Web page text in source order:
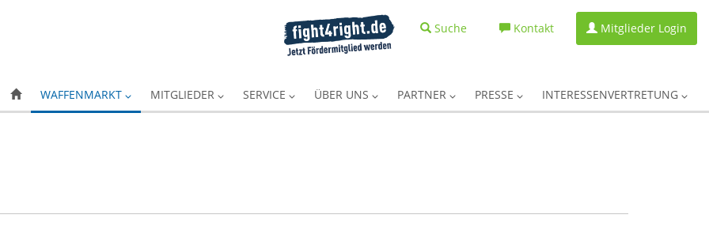
Suche Kontakt Mitglieder Login
WAFFENMARKT MITGLIEDER SERVICE ÜBER UNS PARTNER PRESSE INTERESSENVERTRETUNG